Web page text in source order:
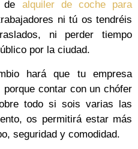
de alquiler de coche para
ni tú os tendréis
ni perder tiempo
por la ciudad.
hará que tu empresa
contar con un chófer
todo si sois varias las
os permitirá estar más
seguridad y comodidad.